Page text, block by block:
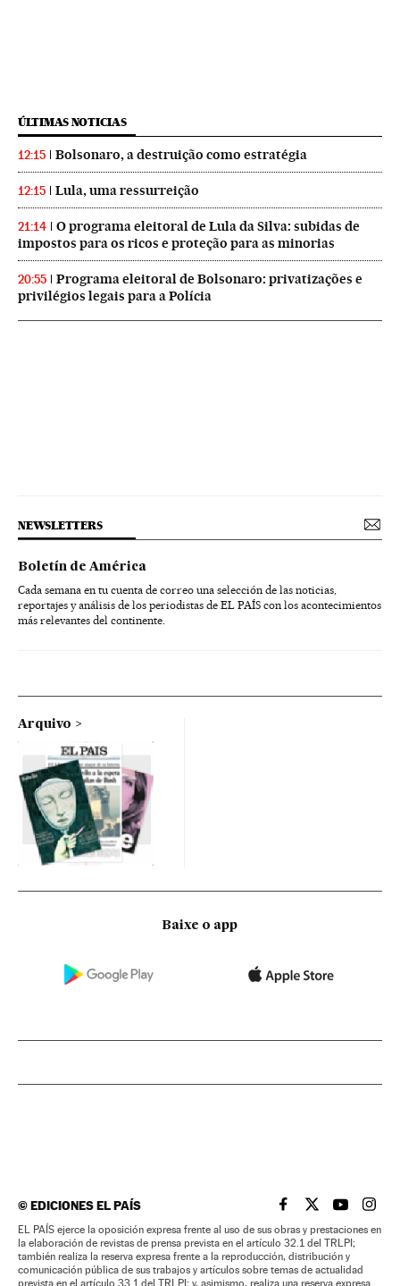
ÚLTIMAS NOTICIAS
12:15 Bolsonaro, a destruição como estratégia
12:15 Lula, uma ressurreição
21:14
O programa eleitoral de Lula da Silva: subidas de
impostos para os ricos e proteção para as minorias
20:55
Programa eleitoral de Bolsonaro: privatizações e
privilégios legais para a Polícia
NEWSLETTERS
Boletín de América
Cada semana en tu cuenta de correo una selección de las noticias,
reportajes y análisis de los periodistas de EL PAÍS con los acontecimientos
más relevantes del continente.
Arquivo
Baixe o app
©EDICIONES EL PAÍS EL PAÍS BRASIL EN
EL PAÍSEL PAÍS
EL
EL PAÍS ejerce la oposición expresa frente al uso de sus obras y prestaciones en
la elaboración de revistas de prensa prevista en el artículo 32.1 del TRLPI;
también realiza la reserva expresa frente a la reproducción, distribución y
comunicación pública de sus trabajos y artículos sobre temas de actualidad